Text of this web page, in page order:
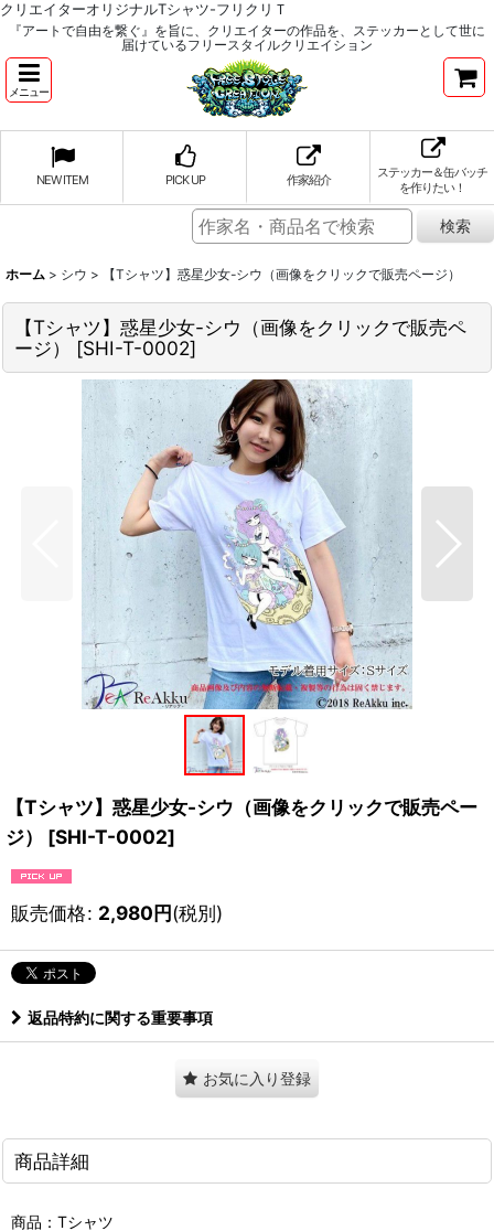
クリエイターオリジナルTシャツ-フリクリＴ
『アートで自由を繋ぐ』を旨に、クリエイターの作品を、ステッカーとして世に
届けているフリースタイルクリエイション
メニュー
NEW ITEM PICK UP 作家紹介
ステッカー＆缶バッチ
を作りたい！
ホーム > シウ > 【Tシャツ】惑星少女-シウ（画像をクリックで販売ページ）
【Tシャツ】惑星少女-シウ（画像をクリックで販売ペ
ージ）
[SHI-T-0002]
【Tシャツ】惑星少女-シウ（画像をクリックで販売ペー
ジ）
[SHI-T-0002]
販売価格: 2,980円(税別)
返品特約に関する重要事項
お気に入り登録
商品詳細
商品：Tシャツ